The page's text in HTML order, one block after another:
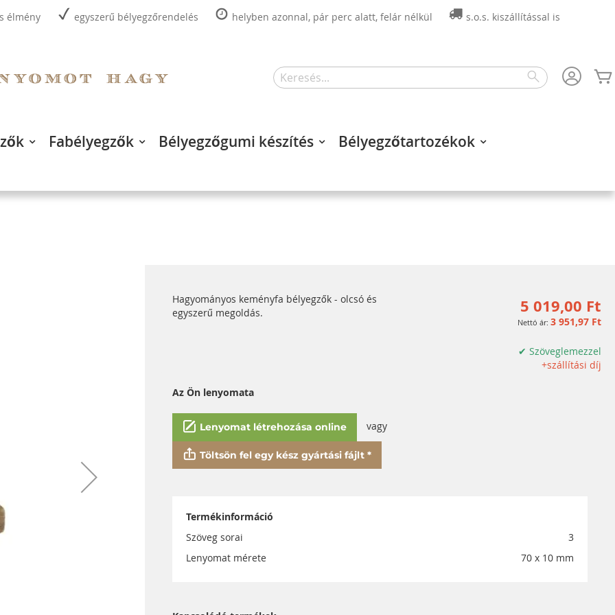
élmény egyszerű bélyegzőrendelés helyben azonnal, pár perc alatt, felár nélkül
s.o.s. kiszállítással is
Search
Fabélyegzők Bélyegzőgumi készítés
Bélyegzőtartozékok
5 019,00 Ft
3 951,97 Ft
✔ Szöveglemezzel
+szállítási díj
Hagyományos keményfa bélyegzők - olcsó és
egyszerű megoldás.
Az Ön lenyomata
Lenyomat létrehozása online vagy
Töltsön fel egy kész gyártási fájlt *
Termékinformáció
Szöveg sorai
3
Lenyomat mérete
70 x 10 mm